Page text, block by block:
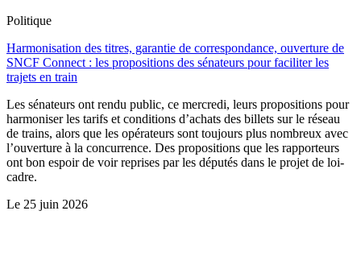
Politique
Harmonisation des titres, garantie de correspondance, ouverture de
SNCF Connect : les propositions des sénateurs pour faciliter les
trajets en train
Les sénateurs ont rendu public, ce mercredi, leurs propositions pour
harmoniser les tarifs et conditions d’achats des billets sur le réseau
de trains, alors que les opérateurs sont toujours plus nombreux avec
l’ouverture à la concurrence. Des propositions que les rapporteurs
ont bon espoir de voir reprises par les députés dans le projet de loi-
cadre.
Le 25 juin 2026